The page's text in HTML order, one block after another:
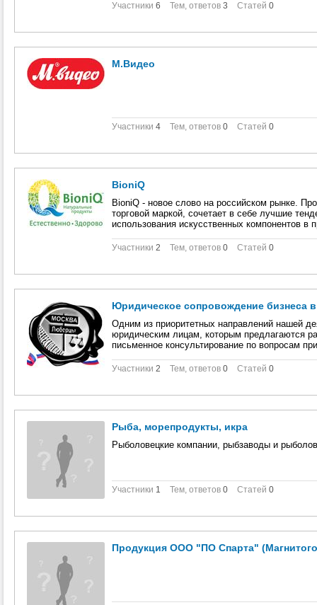
Участники 6 Тем, ответов 3 Статей 0
М.Видео
Участники 4 Тем, ответов 0 Статей 0
BioniQ
BioniQ - новое слово на российском рынке.
торговой маркой, сочетает в себе лучшие
использования искусственных компонентов в
Участники 2 Тем, ответов 0 Статей 0
Юридическое сопровождение бизнеса
Одним из приоритетных направлений нашей
юридическим лицам, которым предлагаются
письменное консультирование по вопросам
Участники 2 Тем, ответов 0 Статей 0
Рыба, морепродукты, икра
Рыболовецкие компании, рыбзаводы и
Участники 1 Тем, ответов 0 Статей 0
Продукция ООО "ПО Спарта"